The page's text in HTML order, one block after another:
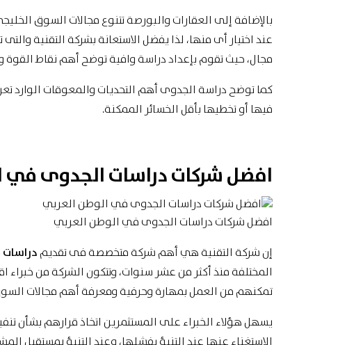
بالإضافة إلى العقارات والبورصة تتنوع مجالات السوق
عند اختيار أى منها، لذا يفضل الاستعانة بشركة التقنية
مجال، حيث تقوم بإعداد دراسة وافية توضح أهم نقاط
كما توضح دراسة الجدوى أهم التحديات والمعوقات الوارد
فيها أو تخطيها بأقل الخسائر الممكنة.
افضل شركات دراسات الجدوى في
افضل شركات دراسات الجدوى في الوطن العربي
إن شركة التقنية هي أهم شركة متخصصة فى تقديم
المختلفة منذ أكثر من عشر سنوات، وتتكون الشركة من خبراء
تمكنهم من العمل بمهارة وحرفية ومعرفة أهم مجالات
يسهل هؤلاء الخبراء على المستثمرين اتخاذ قرارهم بشأن